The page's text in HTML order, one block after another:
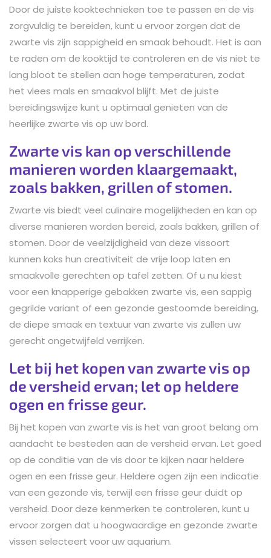
Door de juiste kooktechnieken toe te passen en de vis
zorgvuldig te bereiden, kunt u ervoor zorgen dat de
zwarte vis zijn sappigheid en smaak behoudt. Het is aan
te raden om de kooktijd te controleren en de vis niet te
lang bloot te stellen aan hoge temperaturen, zodat
het vlees mals en smaakvol blijft. Met de juiste
bereidingswijze kunt u optimaal genieten van de
heerlijke zwarte vis op uw bord.
Zwarte vis kan op verschillende
manieren worden klaargemaakt,
zoals bakken, grillen of stomen.
Zwarte vis biedt veel culinaire mogelijkheden en kan op
diverse manieren worden bereid, zoals bakken, grillen of
stomen. Door de veelzijdigheid van deze vissoort
kunnen koks hun creativiteit de vrije loop laten en
smaakvolle gerechten op tafel zetten. Of u nu kiest
voor een knapperige gebakken zwarte vis, een sappig
gegrilde variant of een gezonde gestoomde bereiding,
de diepe smaak en textuur van zwarte vis zullen uw
gerecht ongetwijfeld verrijken.
Let bij het kopen van zwarte vis op
de versheid ervan; let op heldere
ogen en frisse geur.
Bij het kopen van zwarte vis is het van groot belang om
aandacht te besteden aan de versheid ervan. Let goed
op de conditie van de vis door te kijken naar heldere
ogen en een frisse geur. Heldere ogen zijn een indicatie
van een gezonde vis, terwijl een frisse geur duidt op
versheid. Door deze kenmerken te controleren, kunt u
ervoor zorgen dat u hoogwaardige en gezonde zwarte
vissen selecteert voor uw aquarium.